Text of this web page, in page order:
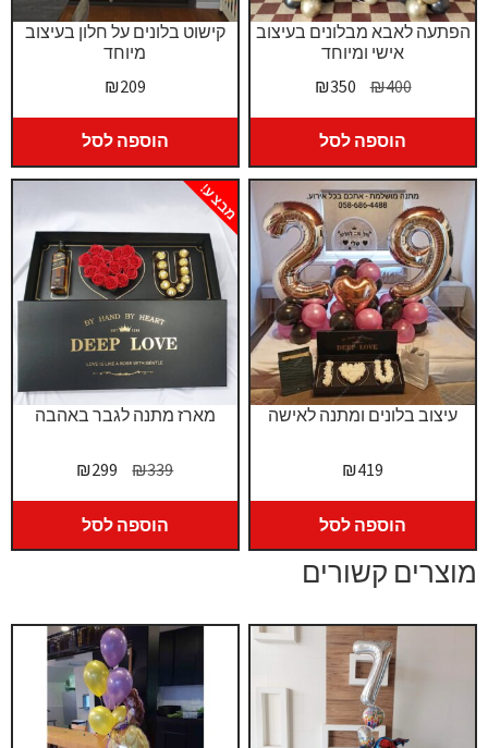
קישוט בלונים על חלון בעיצוב
מיוחד
₪209
הוספה לסל
הפתעה לאבא מבלונים בעיצוב
אישי ומיוחד
₪400
המחיר
היה:
₪400.
₪350
₪350.
הוספה לסל
מארז מתנה לגבר באהבה
מבצע!
₪339
המחיר
היה:
₪339.
₪299
המחיר
₪299.
הוספה לסל
עיצוב בלונים ומתנה לאישה
₪419
הוספה לסל
מוצרים קשורים